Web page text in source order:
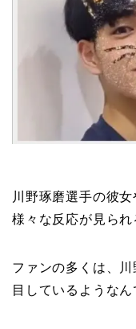
川野琢磨選手の彼
様々な反応が見られ
ファンの多くは、
目しているようなん